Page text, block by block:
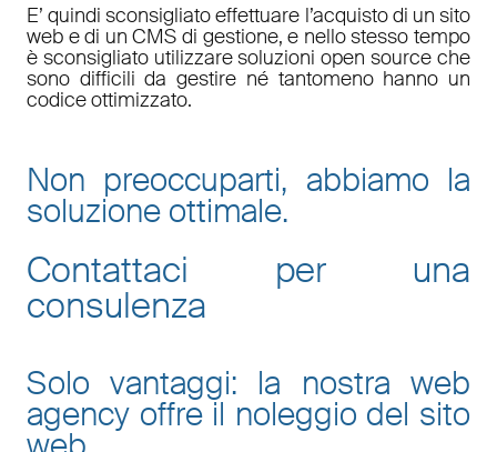
E’ quindi sconsigliato effettuare l’acquisto di un sito
web e di un CMS di gestione, e nello stesso tempo
è sconsigliato utilizzare soluzioni open source che
sono difficili da gestire né tantomeno hanno un
codice ottimizzato.
Non preoccuparti, abbiamo la
soluzione ottimale.
Contattaci per una
consulenza
Solo vantaggi: la nostra web
agency offre il noleggio del sito